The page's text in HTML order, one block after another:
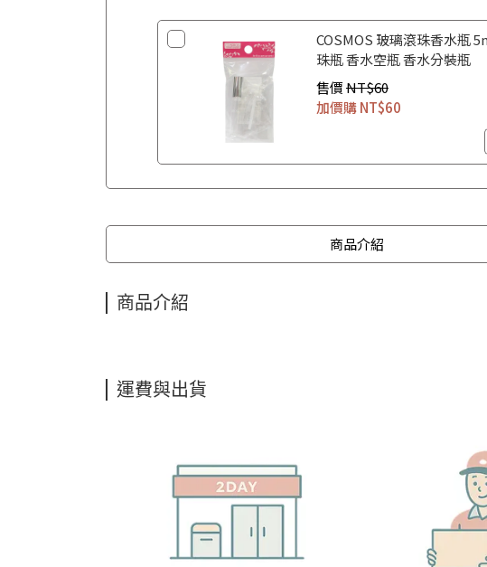
COSMOS 玻璃滾珠香水瓶
珠瓶 香水空瓶 香水分裝瓶
售價NT$60
加價購NT$60
商品介紹
商品介紹
運費與出貨